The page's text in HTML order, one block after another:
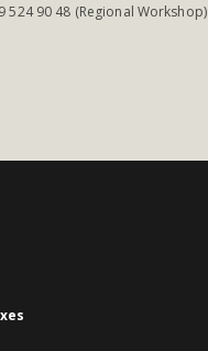
524 90 48 (Regional Workshop)